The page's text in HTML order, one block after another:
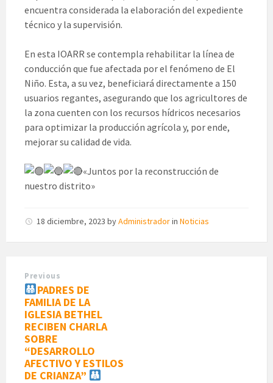
encuentra considerada la elaboración del expediente
técnico y la supervisión.
En esta IOARR se contempla rehabilitar la línea de
conducción que fue afectada por el fenómeno de El
Niño. Esta, a su vez, beneficiará directamente a 150
usuarios regantes, asegurando que los agricultores de
la zona cuenten con los recursos hídricos necesarios
para optimizar la producción agrícola y, por ende,
mejorar su calidad de vida.
«Juntos por la reconstrucción de
nuestro distrito»
18 diciembre, 2023 byAdministradorin Noticias
Previous
PADRES DE
FAMILIA DE LA
IGLESIA BETHEL
RECIBEN CHARLA
SOBRE
“DESARROLLO
AFECTIVO Y ESTILOS
DE CRIANZA”